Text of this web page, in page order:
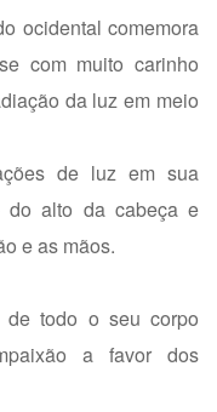
ocidental comemora
com muito carinho
da luz em meio
de luz em sua
do alto da cabeça e
e as mãos.
todo o seu corpo
a favor dos